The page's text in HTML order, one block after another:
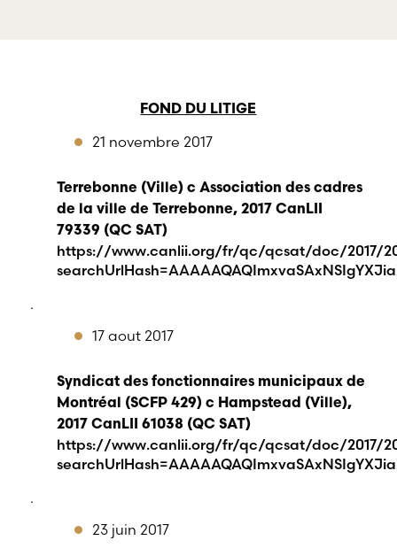
FOND DU LITIGE
21 novembre 2017
Terrebonne (Ville) c Association des cadres
de la ville de Terrebonne, 2017 CanLII
79339 (QC SAT)
https://www.canlii.org/fr/qc/qcsat/doc/2017/
.
17 aout 2017
Syndicat des fonctionnaires municipaux de
Montréal (SCFP 429) c Hampstead (Ville),
2017 CanLII 61038 (QC SAT)
https://www.canlii.org/fr/qc/qcsat/doc/2017/
.
23 juin 2017